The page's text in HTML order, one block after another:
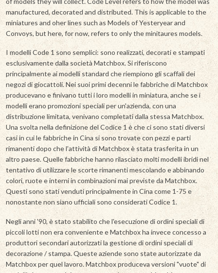
manufactured, decorated and distributed. This is applicable to the
miniatures and oher lines such as Models of Yesteryear and
Convoys, but here, for now, refers to only the minitaures models.
I modelli Code 1 sono semplici: sono realizzati, decorati e stampati
esclusivamente dalla società Matchbox. Si riferiscono
principalmente ai modelli standard che riempiono gli scaffali dei
negozi di giocattoli. Nei suoi primi decenni le fabbriche di Matchbox
producevano e finivano tutti i loro modelli in miniatura, anche se i
modelli erano promozioni speciali per un'azienda, con una
distribuzione limitata, venivano completati dalla stessa Matchbox.
Una svolta nella definizione del Codice 1 è che ci sono stati diversi
casi in cui le fabbriche in Cina si sono trovate con pezzi e parti
rimanenti dopo che l'attività di Matchbox è stata trasferita in un
altro paese. Quelle fabbriche hanno rilasciato molti modelli ibridi nel
tentativo di utilizzare le scorte rimanenti mescolando e abbinando
colori, ruote e interni in combinazioni mai previste da Matchbox.
Questi sono stati venduti principalmente in Cina come 1-75 e
nonostante non siano ufficiali sono considerati Codice 1.
Negli anni '90, è stato stabilito che l'esecuzione di ordini speciali di
piccoli lotti non era conveniente e Matchbox ha invece concesso a
produttori secondari autorizzati la gestione di ordini speciali di
decorazione / stampa. Queste aziende sono state autorizzate da
Matchbox per quel lavoro. Matchbox produceva versioni "vuote" di